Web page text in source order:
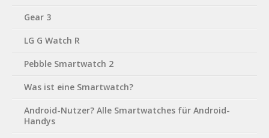
Gear 3
LG G Watch R
Pebble Smartwatch 2
Was ist eine Smartwatch?
Android-Nutzer? Alle Smartwatches für Android-
Handys